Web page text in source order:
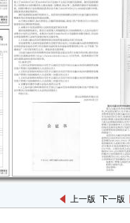
上一版 下一版
解除
持股
一、
公司
玲珑
份解
■
本次
求再
况及
二、
截至
质押